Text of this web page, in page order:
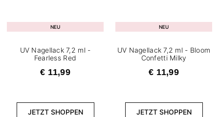
NEU
UV Nagellack 7,2 ml -
Fearless Red
€ 11,99
JETZT SHOPPEN
NEU
UV Nagellack 7,2 ml - Bloom
Confetti Milky
€ 11,99
JETZT SHOPPEN